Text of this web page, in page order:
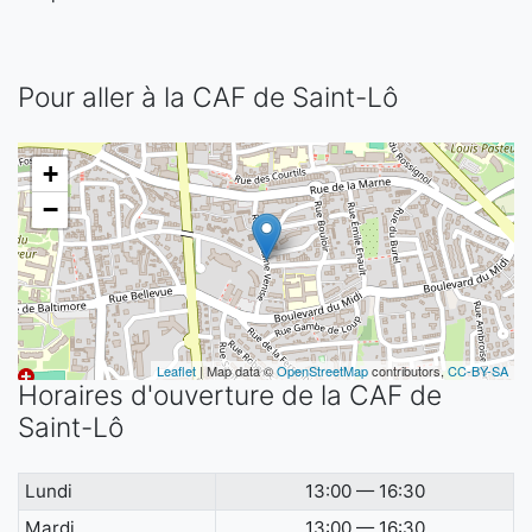
Pour aller à la CAF de Saint-Lô
+
−
Leaflet | Map data ©OpenStreetMapcontributors,CC-BY-SA
Horaires d'ouverture de la CAF de
Saint-Lô
Lundi
13:00 — 16:30